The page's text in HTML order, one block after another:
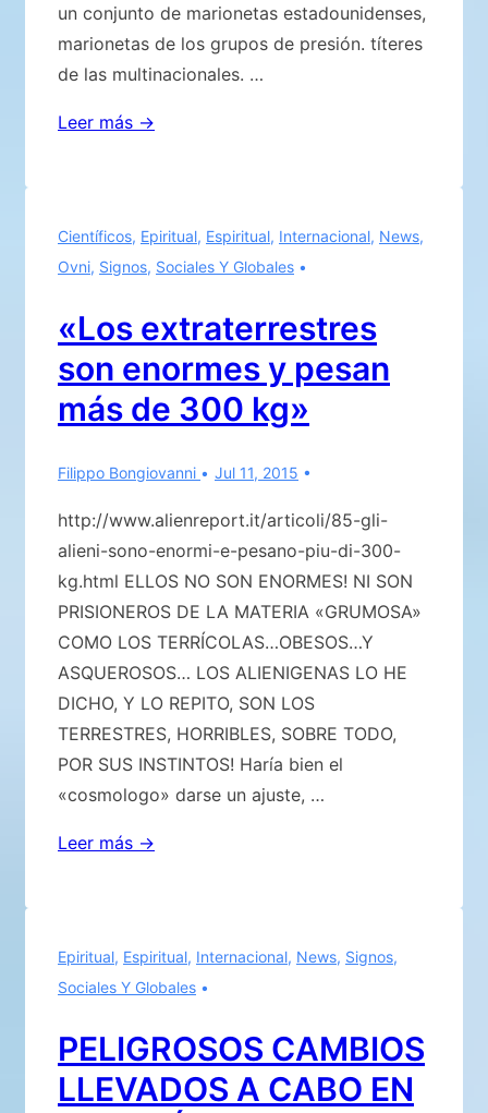
un conjunto de marionetas estadounidenses,
marionetas de los grupos de presión. títeres
de las multinacionales. …
SABEMOS.
NO
ESTAMOS
CON
EL
OCCIDENTE
NI
EL
ORIENTE
…
Leer más →
Científicos, Epiritual, Espiritual, Internacional, News,
Ovni, Signos, Sociales Y Globales
«Los extraterrestres
son enormes y pesan
más de 300 kg»
Filippo Bongiovanni Jul 11, 2015
http://www.alienreport.it/articoli/85-gli-
alieni-sono-enormi-e-pesano-piu-di-300-
kg.html ELLOS NO SON ENORMES! NI SON
PRISIONEROS DE LA MATERIA «GRUMOSA»
COMO LOS TERRÍCOLAS…OBESOS…Y
ASQUEROSOS… LOS ALIENIGENAS LO HE
DICHO, Y LO REPITO, SON LOS
TERRESTRES, HORRIBLES, SOBRE TODO,
POR SUS INSTINTOS! Haría bien el
«cosmologo» darse un ajuste, …
«Los
y
pesan
de
Leer más →
Epiritual, Espiritual, Internacional, News, Signos,
Sociales Y Globales
PELIGROSOS CAMBIOS
LLEVADOS A CABO EN